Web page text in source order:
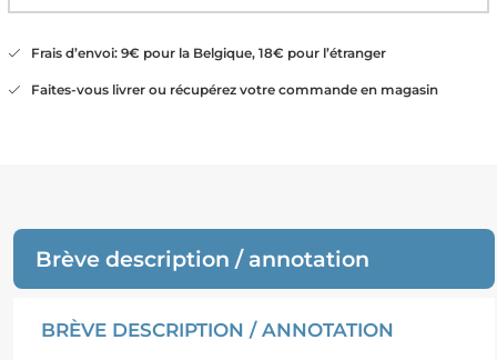
Frais d’envoi: 9€ pour la Belgique, 18€ pour l’étranger
Faites-vous livrer ou récupérez votre commande en magasin
Brève description / annotation
BRÈVE DESCRIPTION / ANNOTATION